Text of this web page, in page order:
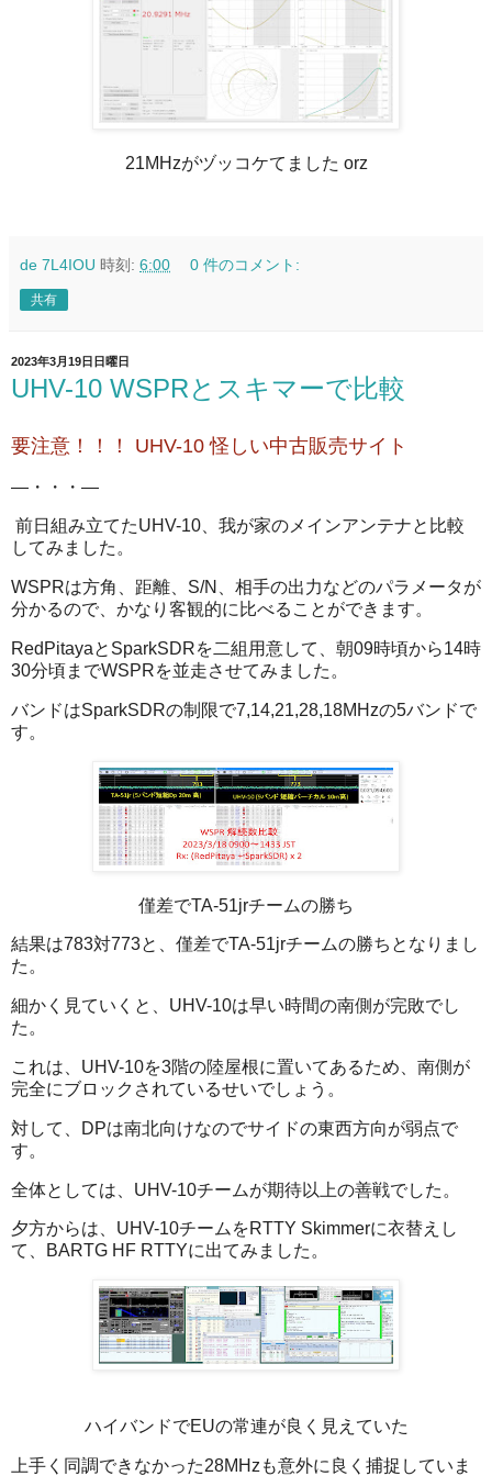
21MHzがヅッコケてました orz
de 7L4IOU 時刻: 6:00 0 件のコメント:
共有
2023年3月19日日曜日
UHV-10 WSPRとスキマーで比較
要注意！！！ UHV-10 怪しい中古販売サイト
―・・・―
前日組み立てたUHV-10、我が家のメインアンテナと比較
してみました。
WSPRは方角、距離、S/N、相手の出力などのパラメータが
分かるので、かなり客観的に比べることができます。
RedPitayaとSparkSDRを二組用意して、朝09時頃から14時
30分頃までWSPRを並走させてみました。
バンドはSparkSDRの制限で7,14,21,28,18MHzの5バンドで
す。
僅差でTA-51jrチームの勝ち
結果は783対773と、僅差でTA-51jrチームの勝ちとなりまし
た。
細かく見ていくと、UHV-10は早い時間の南側が完敗でし
た。
これは、UHV-10を3階の陸屋根に置いてあるため、南側が
完全にブロックされているせいでしょう。
対して、DPは南北向けなのでサイドの東西方向が弱点で
す。
全体としては、UHV-10チームが期待以上の善戦でした。
夕方からは、UHV-10チームをRTTY Skimmerに衣替えし
て、BARTG HF RTTYに出てみました。
ハイバンドでEUの常連が良く見えていた
上手く同調できなかった28MHzも意外に良く捕捉していま